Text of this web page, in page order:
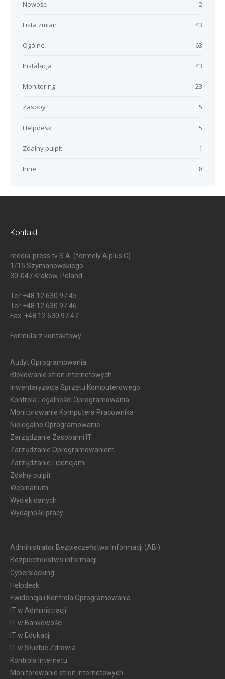
2
Nowości
43
Lista zmian
63
Ogólne
43
Instalacja
23
Monitoring
5
Zasoby
5
Helpdesk
1
Zdalny pulpit
8
Inne
Kontakt
media-press.tv S.A. (formely A plus C)
1/15 Szymanowskiego
30-047 Krakow, Poland
Tel: +48 12 630 97 45
Tel: +48 12 630 97 46
Fax: +48 12 630 97 47
Formularz kontaktowy
Audyt Oprogramowania
Blokowanie stron internetowych
Inwentaryzacja Sprzętu Komputerowego
Kontrola Legalności Oprogramowania
Monitorowanie Komputera Pracownika
Nielegalne Oprogramowanie
Zarządzanie Zasobami IT
Zarządzanie Oprogramowaniem
Zarządzanie Licencjami
Zdalny pulpit
Webinarium
Wyciek danych
Wydajność pracy
Administrator Bezpieczeństwa Informacji (ABI)
Bezpieczeństwo informacji
Cyberslacking
Helpdesk
Ewidencja i Kontrola Oprogramowania
IT w Administracji
IT w Bankowości
IT w Edukacji
IT w Służbie Zdrowia
Kontrola Internetu
Monitorowanie stron internetowych